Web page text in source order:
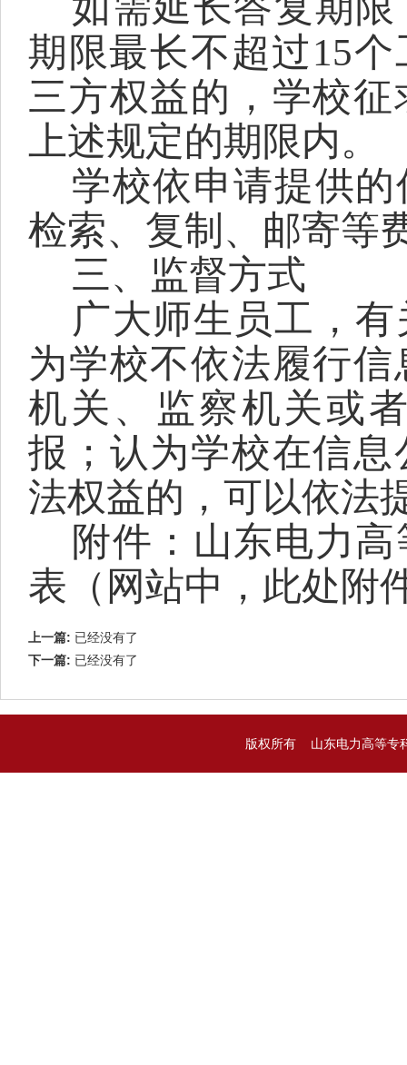
期限最长不超过15
三方权益的，学校
上述规定的期限内。
学校依申请提供
检索、复制、邮寄等
三、监督方式
广大师生员工，
为学校不依法履行
机关、监察机关或
报；认为学校在信
法权益的，可以依法
附件：山东电力
表 （ 网站中，此处附
上一篇: 已经没有了
下一篇: 已经没有了
版权所有 山东电力高等